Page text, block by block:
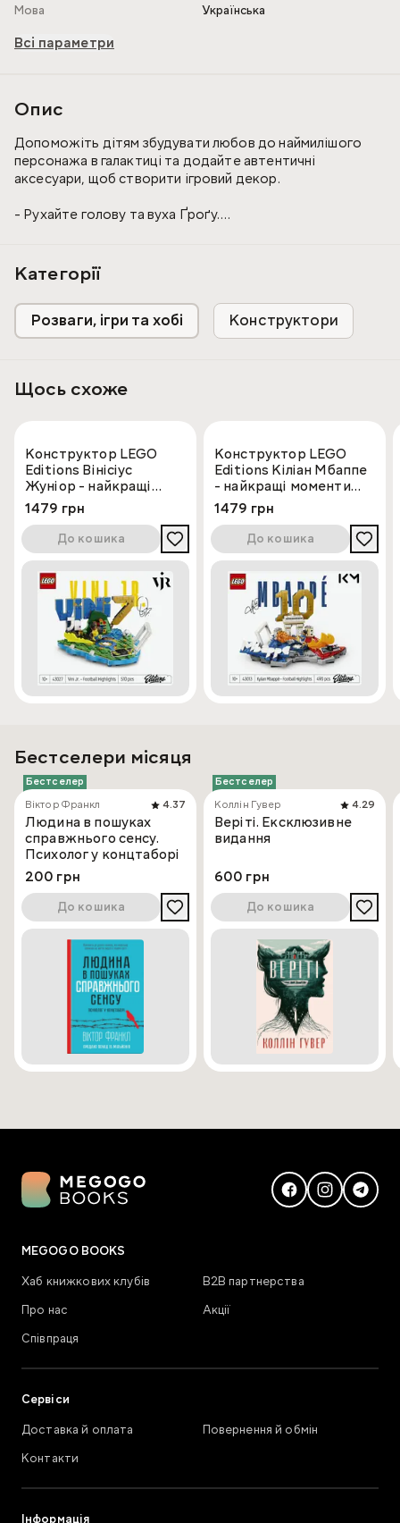
Мова
Українська
Всі параметри
Опис
Допоможіть дітям збудувати любов до наймилішого
персонажа в галактиці та додайте автентичні
аксесуари, щоб створити ігровий декор.
- Рухайте голову та вуха Ґроґу.
У цікавому, інтуїтивно зрозумілому додатку LEGO®
Builder можна наближати, обертати в 3D та стежити за
прогресом.
Категорії
Розваги, ігри та хобі Конструктори
Щось схоже
Конструктор LEGO
Editions Вінісіус
Жуніор - найкращі
моменти футбольних
матчів
1479 грн
До кошика
Конструктор LEGO
Editions Кіліан Мбаппе
- найкращі моменти
футбольних матчів
1479 грн
До кошика
Бестселери місяця
Бестселер
Віктор Франкл
4.37
Людина в пошуках
справжнього сенсу.
Психолог у концтаборі
200 грн
До кошика
Бестселер
Коллін Гувер
4.29
Веріті. Ексклюзивне
видання
600 грн
До кошика
MEGOGO BOOKS
Хаб книжкових клубів
В2В партнерства
Про нас
Акції
Співпраця
Сервіси
Доставка й оплата
Повернення й обмін
Контакти
Інформація